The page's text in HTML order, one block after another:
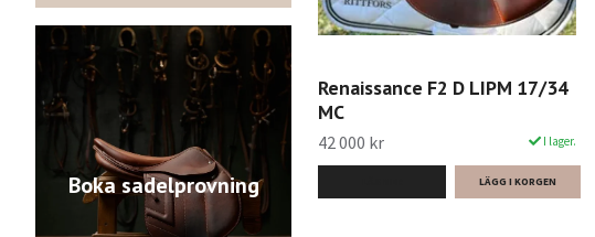
Boka sadelprovning
Renaissance F2 D LIPM 17/34
MC
42 000 kr I lager.